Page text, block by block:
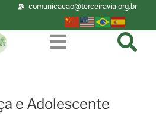
comunicacao@terceiravia.org.br
e Adolescente